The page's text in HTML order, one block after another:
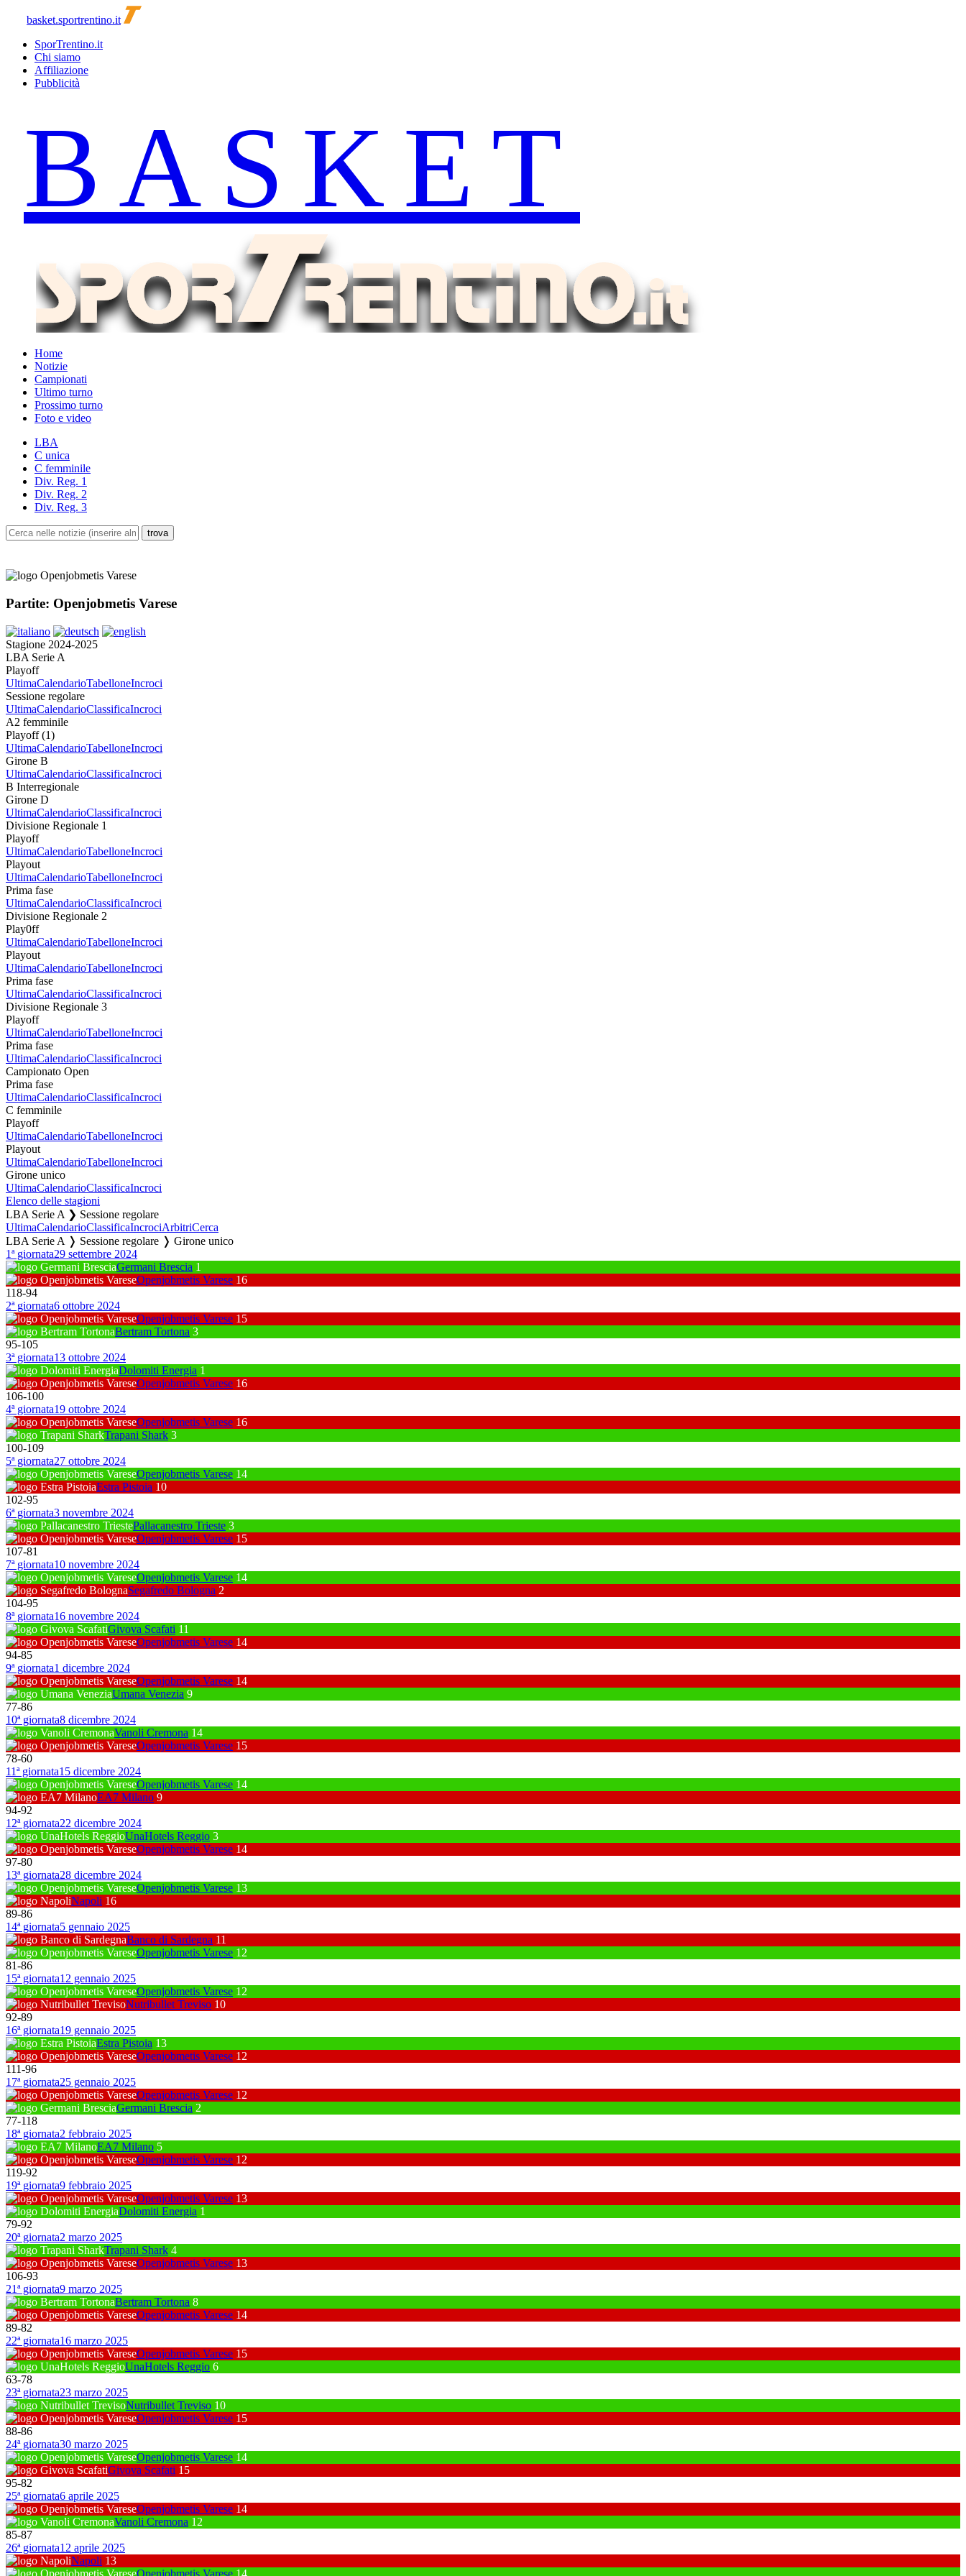
basket.sportrentino.it
SporTrentino.it
Chi siamo
Affiliazione
Pubblicità
Home
Notizie
Campionati
Ultimo turno
Prossimo turno
Foto e video
LBA
C unica
C femminile
Div. Reg. 1
Div. Reg. 2
Div. Reg. 3
Partite: Openjobmetis Varese
Stagione 2024-2025
LBA Serie A
Playoff
UltimaCalendarioTabelloneIncroci
Sessione regolare
UltimaCalendarioClassificaIncroci
A2 femminile
Playoff (1)
UltimaCalendarioTabelloneIncroci
Girone B
UltimaCalendarioClassificaIncroci
B Interregionale
Girone D
UltimaCalendarioClassificaIncroci
Divisione Regionale 1
Playoff
UltimaCalendarioTabelloneIncroci
Playout
UltimaCalendarioTabelloneIncroci
Prima fase
UltimaCalendarioClassificaIncroci
Divisione Regionale 2
Play0ff
UltimaCalendarioTabelloneIncroci
Playout
UltimaCalendarioTabelloneIncroci
Prima fase
UltimaCalendarioClassificaIncroci
Divisione Regionale 3
Playoff
UltimaCalendarioTabelloneIncroci
Prima fase
UltimaCalendarioClassificaIncroci
Campionato Open
Prima fase
UltimaCalendarioClassificaIncroci
C femminile
Playoff
UltimaCalendarioTabelloneIncroci
Playout
UltimaCalendarioTabelloneIncroci
Girone unico
UltimaCalendarioClassificaIncroci
Elenco delle stagioni
LBA Serie A ❯ Sessione regolare
UltimaCalendarioClassificaIncrociArbitriCerca
LBA Serie A ❭ Sessione regolare ❭ Girone unico
1ª giornata29 settembre 2024
Germani Brescia 1
Openjobmetis Varese 16
118-94
2ª giornata6 ottobre 2024
Openjobmetis Varese 15
Bertram Tortona 3
95-105
3ª giornata13 ottobre 2024
Dolomiti Energia 1
Openjobmetis Varese 16
106-100
4ª giornata19 ottobre 2024
Openjobmetis Varese 16
Trapani Shark 3
100-109
5ª giornata27 ottobre 2024
Openjobmetis Varese 14
Estra Pistoia 10
102-95
6ª giornata3 novembre 2024
Pallacanestro Trieste 3
Openjobmetis Varese 15
107-81
7ª giornata10 novembre 2024
Openjobmetis Varese 14
Segafredo Bologna 2
104-95
8ª giornata16 novembre 2024
Givova Scafati 11
Openjobmetis Varese 14
94-85
9ª giornata1 dicembre 2024
Openjobmetis Varese 14
Umana Venezia 9
77-86
10ª giornata8 dicembre 2024
Vanoli Cremona 14
Openjobmetis Varese 15
78-60
11ª giornata15 dicembre 2024
Openjobmetis Varese 14
EA7 Milano 9
94-92
12ª giornata22 dicembre 2024
UnaHotels Reggio 3
Openjobmetis Varese 14
97-80
13ª giornata28 dicembre 2024
Openjobmetis Varese 13
Napoli 16
89-86
14ª giornata5 gennaio 2025
Banco di Sardegna 11
Openjobmetis Varese 12
81-86
15ª giornata12 gennaio 2025
Openjobmetis Varese 12
Nutribullet Treviso 10
92-89
16ª giornata19 gennaio 2025
Estra Pistoia 13
Openjobmetis Varese 12
111-96
17ª giornata25 gennaio 2025
Openjobmetis Varese 12
Germani Brescia 2
77-118
18ª giornata2 febbraio 2025
EA7 Milano 5
Openjobmetis Varese 12
119-92
19ª giornata9 febbraio 2025
Openjobmetis Varese 13
Dolomiti Energia 1
79-92
20ª giornata2 marzo 2025
Trapani Shark 4
Openjobmetis Varese 13
106-93
21ª giornata9 marzo 2025
Bertram Tortona 8
Openjobmetis Varese 14
89-82
22ª giornata16 marzo 2025
Openjobmetis Varese 15
UnaHotels Reggio 6
63-78
23ª giornata23 marzo 2025
Nutribullet Treviso 10
Openjobmetis Varese 15
88-86
24ª giornata30 marzo 2025
Openjobmetis Varese 14
Givova Scafati 15
95-82
25ª giornata6 aprile 2025
Openjobmetis Varese 14
Vanoli Cremona 12
85-87
26ª giornata12 aprile 2025
Napoli 13
Openjobmetis Varese 14